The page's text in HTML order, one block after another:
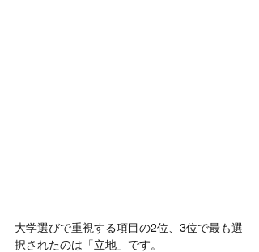
大学選びで重視する項目の2位、3位で最も選
択されたのは「立地」です。